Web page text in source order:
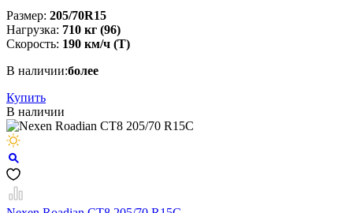
Размер: 205/70R15
Нагрузка: 710 кг (96)
Скорость: 190 км/ч (Т)
В наличии:более
Купить
В наличии